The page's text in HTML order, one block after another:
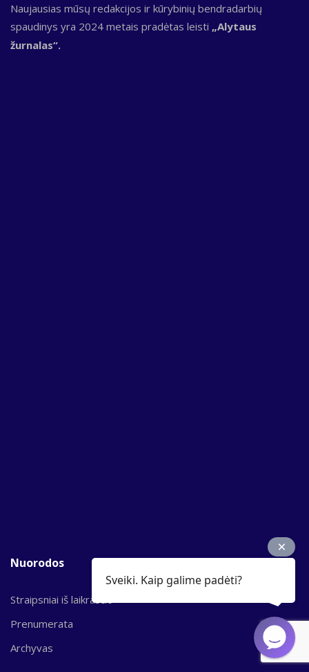
Naujausias mūsų redakcijos ir kūrybinių bendradarbių
spaudinys yra 2024 metais pradėtas leisti „Alytaus
žurnalas“.
Nuorodos
Straipsniai iš laikraščio
Prenumerata
Archyvas
Sveiki. Kaip galime padėti?